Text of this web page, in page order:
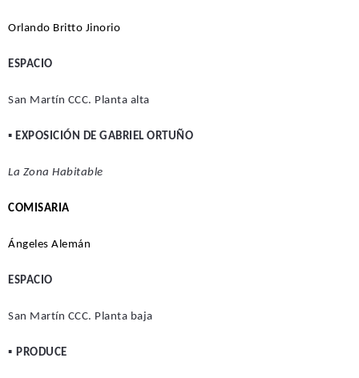
Orlando Britto Jinorio
ESPACIO
San Martín CCC. Planta alta
▪ EXPOSICIÓN DE GABRIEL ORTUÑO
La Zona Habitable
COMISARIA
Ángeles Alemán
ESPACIO
San Martín CCC. Planta baja
▪ PRODUCE